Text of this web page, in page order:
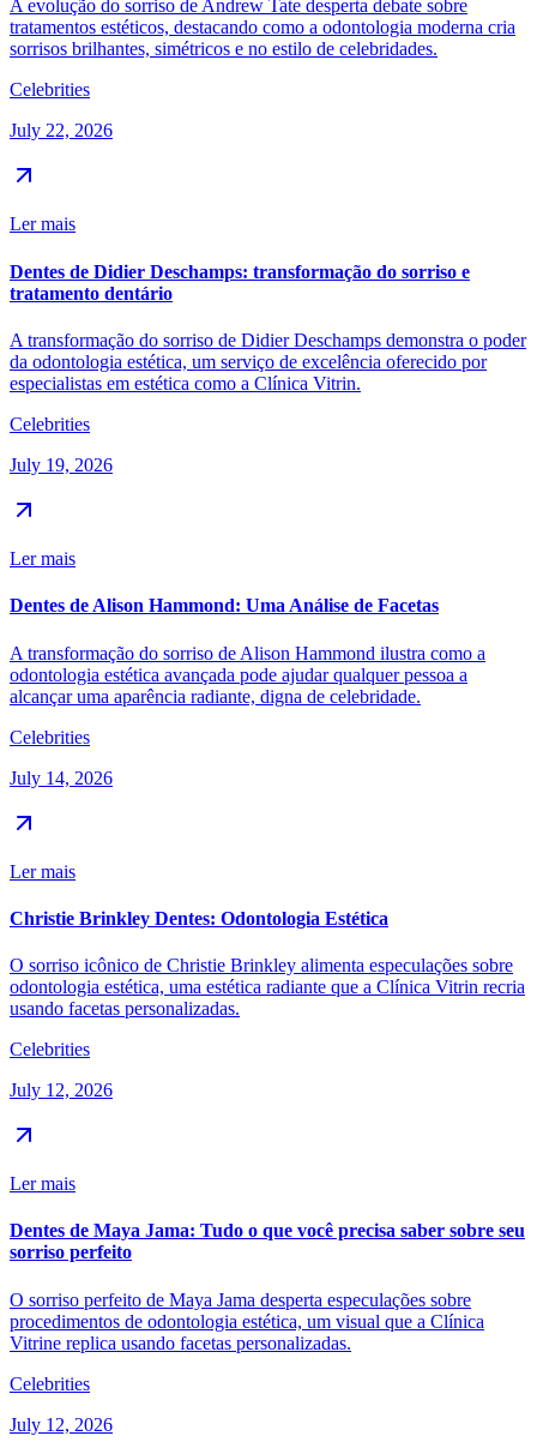
A evolução do sorriso de Andrew Tate desperta debate sobre
tratamentos estéticos, destacando como a odontologia moderna cria
sorrisos brilhantes, simétricos e no estilo de celebridades.
Celebrities
July 22, 2026
Ler mais
Dentes de Didier Deschamps: transformação do sorriso e
tratamento dentário
A transformação do sorriso de Didier Deschamps demonstra o poder
da odontologia estética, um serviço de excelência oferecido por
especialistas em estética como a Clínica Vitrin.
Celebrities
July 19, 2026
Ler mais
Dentes de Alison Hammond: Uma Análise de Facetas
A transformação do sorriso de Alison Hammond ilustra como a
odontologia estética avançada pode ajudar qualquer pessoa a
alcançar uma aparência radiante, digna de celebridade.
Celebrities
July 14, 2026
Ler mais
Christie Brinkley Dentes: Odontologia Estética
O sorriso icônico de Christie Brinkley alimenta especulações sobre
odontologia estética, uma estética radiante que a Clínica Vitrin recria
usando facetas personalizadas.
Celebrities
July 12, 2026
Ler mais
Dentes de Maya Jama: Tudo o que você precisa saber sobre seu
sorriso perfeito
O sorriso perfeito de Maya Jama desperta especulações sobre
procedimentos de odontologia estética, um visual que a Clínica
Vitrine replica usando facetas personalizadas.
Celebrities
July 12, 2026